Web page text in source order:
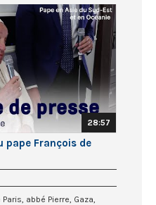
28:57
pape François de
abbé Pierre, Gaza,